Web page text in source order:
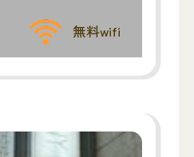
無料wifi